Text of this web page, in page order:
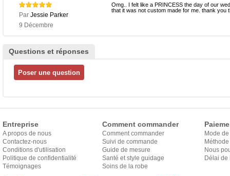
Par Jessie Parker
9 Décembre
Omg.. I felt like a PRINCESS the day of our
that it was not custom made for me. thank you
Questions et réponses
Entreprise
A propos de nous
Contactez-nous
Conditions d'utilisation
Politique de confidentialité
Témoignages
Comment commander
Comment commander
Suivi de commande
Guide de mesure
Santé et style guidage
Soins de la robe
Mode
Nous
Délai de